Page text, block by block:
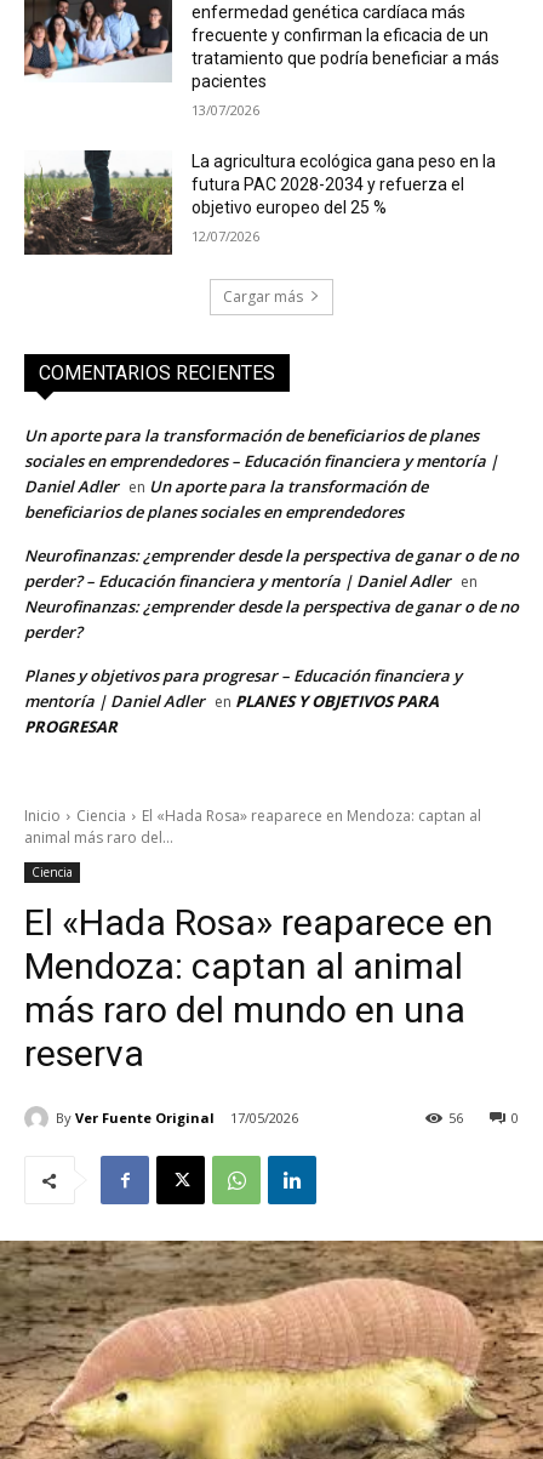
enfermedad genética cardíaca más
frecuente y confirman la eficacia de un
tratamiento que podría beneficiar a más
pacientes
13/07/2026
La agricultura ecológica gana peso en la
futura PAC 2028-2034 y refuerza el
objetivo europeo del 25 %
12/07/2026
Cargar más
COMENTARIOS RECIENTES
Un aporte para la transformación de beneficiarios de planes
sociales en emprendedores – Educación financiera y mentoría |
Daniel Adler en Un aporte para la transformación de
beneficiarios de planes sociales en emprendedores
Neurofinanzas: ¿emprender desde la perspectiva de ganar o de no
perder? – Educación financiera y mentoría | Daniel Adler en
Neurofinanzas: ¿emprender desde la perspectiva de ganar o de no
perder?
Planes y objetivos para progresar – Educación financiera y
mentoría | Daniel Adler en PLANES Y OBJETIVOS PARA
PROGRESAR